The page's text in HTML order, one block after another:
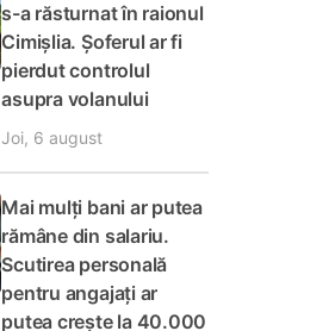
s-a răsturnat în raionul
Cimișlia. Șoferul ar fi
pierdut controlul
asupra volanului
Joi, 6 august
Mai mulți bani ar putea
rămâne din salariu.
Scutirea personală
pentru angajați ar
putea crește la 40.000